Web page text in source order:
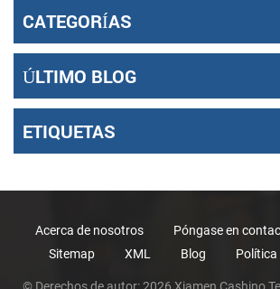
CATEGORÍAS
ÚLTIMO BLOG
ETIQUETAS
Acerca de nosotros
Póngase en
Sitemap
XML Blog Política